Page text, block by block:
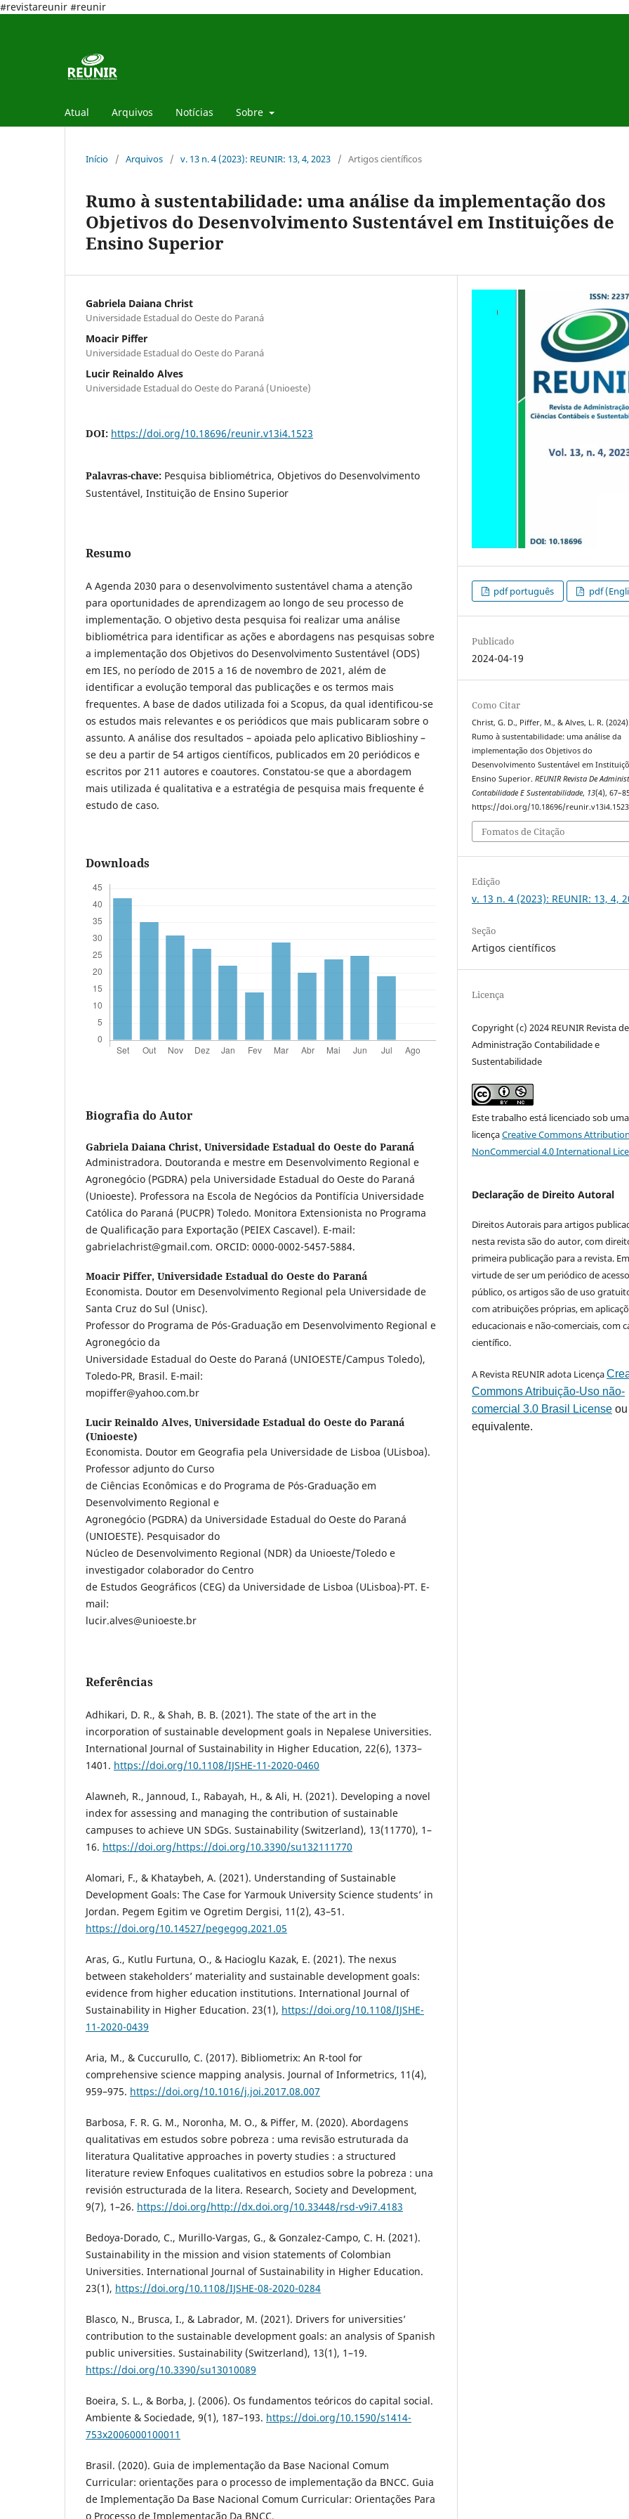
#revistareunir #reunir
Atual Arquivos Notícias Sobre
Início / Arquivos / v. 13 n. 4 (2023): REUNIR: 13, 4, 2023 / Artigos científicos
Rumo à sustentabilidade: uma análise da implementação dos
Objetivos do Desenvolvimento Sustentável em Instituições de
Ensino Superior
Gabriela Daiana Christ
Universidade Estadual do Oeste do Paraná
Moacir Piffer
Universidade Estadual do Oeste do Paraná
Lucir Reinaldo Alves
Universidade Estadual do Oeste do Paraná (Unioeste)
DOI: https://doi.org/10.18696/reunir.v13i4.1523
Palavras-chave: Pesquisa bibliométrica, Objetivos do Desenvolvimento
Sustentável, Instituição de Ensino Superior
Resumo
A Agenda 2030 para o desenvolvimento sustentável chama a atenção
para oportunidades de aprendizagem ao longo de seu processo de
implementação. O objetivo desta pesquisa foi realizar uma análise
bibliométrica para identificar as ações e abordagens nas pesquisas sobre
a implementação dos Objetivos do Desenvolvimento Sustentável (ODS)
em IES, no período de 2015 a 16 de novembro de 2021, além de
identificar a evolução temporal das publicações e os termos mais
frequentes. A base de dados utilizada foi a Scopus, da qual identificou-se
os estudos mais relevantes e os periódicos que mais publicaram sobre o
assunto. A análise dos resultados – apoiada pelo aplicativo Biblioshiny –
se deu a partir de 54 artigos científicos, publicados em 20 periódicos e
escritos por 211 autores e coautores. Constatou-se que a abordagem
mais utilizada é qualitativa e a estratégia de pesquisa mais frequente é
estudo de caso.
Downloads
Biografia do Autor
Gabriela Daiana Christ, Universidade Estadual do Oeste do Paraná
Administradora. Doutoranda e mestre em Desenvolvimento Regional e
Agronegócio (PGDRA) pela Universidade Estadual do Oeste do Paraná
(Unioeste). Professora na Escola de Negócios da Pontifícia Universidade
Católica do Paraná (PUCPR) Toledo. Monitora Extensionista no Programa
de Qualificação para Exportação (PEIEX Cascavel). E-mail:
gabrielachrist@gmail.com. ORCID: 0000-0002-5457-5884.
Moacir Piffer, Universidade Estadual do Oeste do Paraná
Economista. Doutor em Desenvolvimento Regional pela Universidade de
Santa Cruz do Sul (Unisc).
Professor do Programa de Pós-Graduação em Desenvolvimento Regional e
Agronegócio da
Universidade Estadual do Oeste do Paraná (UNIOESTE/Campus Toledo),
Toledo-PR, Brasil. E-mail:
mopiffer@yahoo.com.br
Lucir Reinaldo Alves, Universidade Estadual do Oeste do Paraná
(Unioeste)
Economista. Doutor em Geografia pela Universidade de Lisboa (ULisboa).
Professor adjunto do Curso
de Ciências Econômicas e do Programa de Pós-Graduação em
Desenvolvimento Regional e
Agronegócio (PGDRA) da Universidade Estadual do Oeste do Paraná
(UNIOESTE). Pesquisador do
Núcleo de Desenvolvimento Regional (NDR) da Unioeste/Toledo e
investigador colaborador do Centro
de Estudos Geográficos (CEG) da Universidade de Lisboa (ULisboa)-PT. E-
mail:
lucir.alves@unioeste.br
Referências
Adhikari, D. R., & Shah, B. B. (2021). The state of the art in the
incorporation of sustainable development goals in Nepalese Universities.
International Journal of Sustainability in Higher Education, 22(6), 1373–
1401. https://doi.org/10.1108/IJSHE-11-2020-0460
Alawneh, R., Jannoud, I., Rabayah, H., & Ali, H. (2021). Developing a novel
index for assessing and managing the contribution of sustainable
campuses to achieve UN SDGs. Sustainability (Switzerland), 13(11770), 1–
16. https://doi.org/https://doi.org/10.3390/su132111770
Alomari, F., & Khataybeh, A. (2021). Understanding of Sustainable
Development Goals: The Case for Yarmouk University Science students’ in
Jordan. Pegem Egitim ve Ogretim Dergisi, 11(2), 43–51.
https://doi.org/10.14527/pegegog.2021.05
Aras, G., Kutlu Furtuna, O., & Hacioglu Kazak, E. (2021). The nexus
between stakeholders’ materiality and sustainable development goals:
evidence from higher education institutions. International Journal of
Sustainability in Higher Education. 23(1), https://doi.org/10.1108/IJSHE-
11-2020-0439
Aria, M., & Cuccurullo, C. (2017). Bibliometrix: An R-tool for
comprehensive science mapping analysis. Journal of Informetrics, 11(4),
959–975. https://doi.org/10.1016/j.joi.2017.08.007
Barbosa, F. R. G. M., Noronha, M. O., & Piffer, M. (2020). Abordagens
qualitativas em estudos sobre pobreza : uma revisão estruturada da
literatura Qualitative approaches in poverty studies : a structured
literature review Enfoques cualitativos en estudios sobre la pobreza : una
revisión estructurada de la litera. Research, Society and Development,
9(7), 1–26. https://doi.org/http://dx.doi.org/10.33448/rsd-v9i7.4183
Bedoya-Dorado, C., Murillo-Vargas, G., & Gonzalez-Campo, C. H. (2021).
Sustainability in the mission and vision statements of Colombian
Universities. International Journal of Sustainability in Higher Education.
23(1), https://doi.org/10.1108/IJSHE-08-2020-0284
Blasco, N., Brusca, I., & Labrador, M. (2021). Drivers for universities’
contribution to the sustainable development goals: an analysis of Spanish
public universities. Sustainability (Switzerland), 13(1), 1–19.
https://doi.org/10.3390/su13010089
Boeira, S. L., & Borba, J. (2006). Os fundamentos teóricos do capital social.
Ambiente & Sociedade, 9(1), 187–193. https://doi.org/10.1590/s1414-
753x2006000100011
Brasil. (2020). Guia de implementação da Base Nacional Comum
Curricular: orientações para o processo de implementação da BNCC. Guia
de Implementação Da Base Nacional Comum Curricular: Orientações Para
o Processo de Implementação Da BNCC.
pdf português pdf
Publicado
2024-04-19
Como Citar
Christ, G. D., Piffer, M., & Alves, L. R. (2024).
Rumo à sustentabilidade: uma análise da
implementação dos Objetivos do
Desenvolvimento Sustentável em
Ensino Superior.REUNIR Revista De
Contabilidade E Sustentabilidade, 13(4),
https://doi.org/10.18696/reunir.v13i4.1523
Fomatos de Citação
Edição
v. 13 n. 4 (2023): REUNIR: 13, 4,
Seção
Artigos científicos
Licença
Copyright (c) 2024 REUNIR Revista de
Administração Contabilidade e
Sustentabilidade
Este trabalho está licenciado sob uma
licençaCreative Commons
NonCommercial 4.0 International
Declaração de Direito Autoral
Direitos Autorais para artigos
nesta revista são do autor, com
primeira publicação para a revista. Em
virtude de ser um periódico de acesso
público, os artigos são de uso
com atribuições próprias, em
educacionais e não-comerciais, com
científico.
A Revista REUNIR adota Licença
Commons Atribuição-Uso não-
comercial 3.0 Brasil License
equivalente.